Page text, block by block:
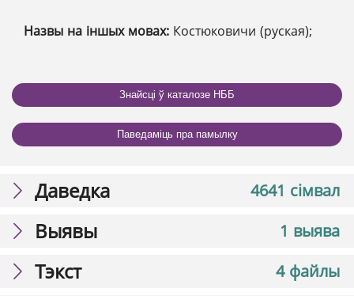
Назвы на іншых мовах: Костюковичи (руская);
Знайсці ў каталозе НББ
Паведаміць пра памылку
4641 сімвал
Даведка
1 выява
Выявы
4 файлы
Тэкст